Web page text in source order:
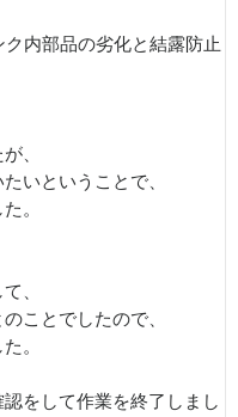
内部品の劣化と結露防止
、
いということで、
。
、
ことでしたので、
。
をして作業を終了しまし